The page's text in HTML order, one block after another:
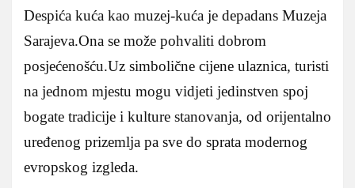
Despića kuća kao muzej-kuća je depadans Muzeja
Sarajeva.Ona se može pohvaliti dobrom
posjećenošću.Uz simbolične cijene ulaznica, turisti
na jednom mjestu mogu vidjeti jedinstven spoj
bogate tradicije i kulture stanovanja, od orijentalno
uređenog prizemlja pa sve do sprata modernog
evropskog izgleda.